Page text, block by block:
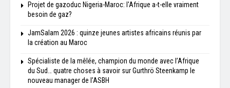
Projet de gazoduc Nigeria-Maroc: l'Afrique a-t-elle vraiment
besoin de gaz?
JamSalam 2026 : quinze jeunes artistes africains réunis par
la création au Maroc
Spécialiste de la mêlée, champion du monde avec l’Afrique
du Sud… quatre choses à savoir sur Gurthrö Steenkamp le
nouveau manager de l’ASBH